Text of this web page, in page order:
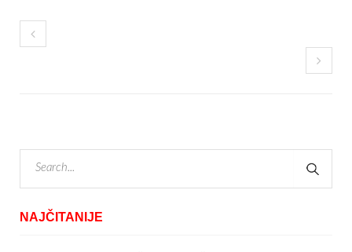
NAJČITANIJE